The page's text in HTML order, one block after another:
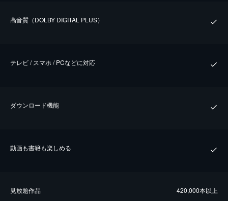
⾼⾳質（DOLBY DIGITAL PLUS）
テレビ / スマホ / PCなどに対応
ダウンロード機能
動画も書籍も楽しめる
⾒放題作品 420,000本以上